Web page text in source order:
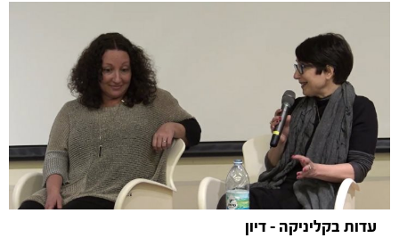
עדות בקליניקה - דיון